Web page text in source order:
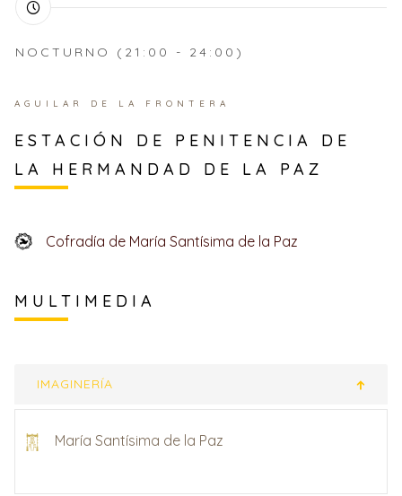
NOCTURNO (21:00 - 24:00)
AGUILAR DE LA FRONTERA
ESTACIÓN DE PENITENCIA DE
LA HERMANDAD DE LA PAZ
Cofradía de María Santísima de la Paz
MULTIMEDIA
IMAGINERÍA
María Santísima de la Paz